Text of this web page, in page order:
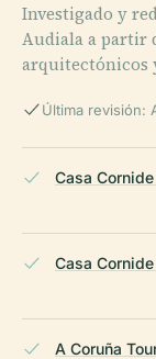
Investigado y
Audiala a partir
arquitectónicos
Última revisión:
Casa
Casa
A Coruña